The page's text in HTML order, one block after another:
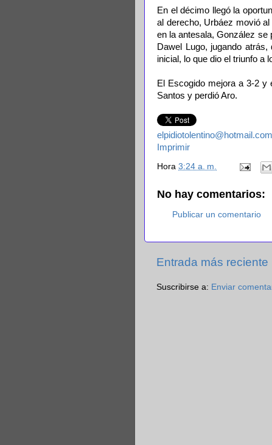
En el décimo llegó la
al derecho, Urbáez movió
en la antesala, González se
Dawel Lugo, jugando
inicial, lo que dio el triunfo a
El Escogido mejora a 3-2 y
Santos y perdió Aro.
elpidiotolentino@hotmail.com
Imprimir
Hora 3:24 a. m.
No hay comentarios:
Publicar un comentario
Entrada más reciente
Suscribirse a: Enviar